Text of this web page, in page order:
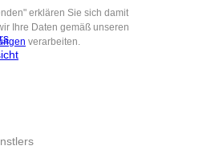
erklären Sie sich damit
Ihre Daten gemäß unseren
verarbeiten.